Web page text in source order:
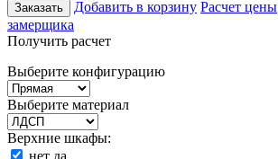
Заказать Добавить в корзину Расчет цены
замерщика
Получить расчет
Выберите конфигурацию
Выберите материал
Верхние шкафы:
нет да